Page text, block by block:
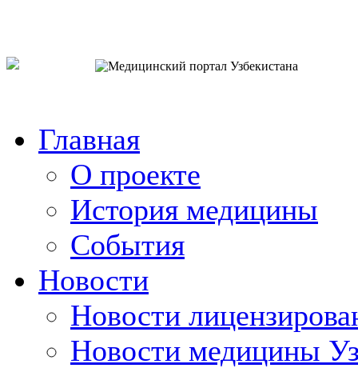
Главная
О проекте
История медицины
События
Новости
Новости
Новости медицины